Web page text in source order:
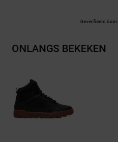
Geverifieerd door
ONLANGS BEKEKEN